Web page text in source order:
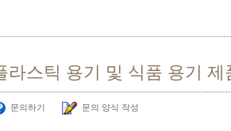
라스틱 용기 및 식품 용기 제
문의하기 문의 양식 작성